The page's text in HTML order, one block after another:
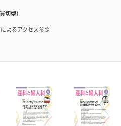
切型）
よるアクセス参照